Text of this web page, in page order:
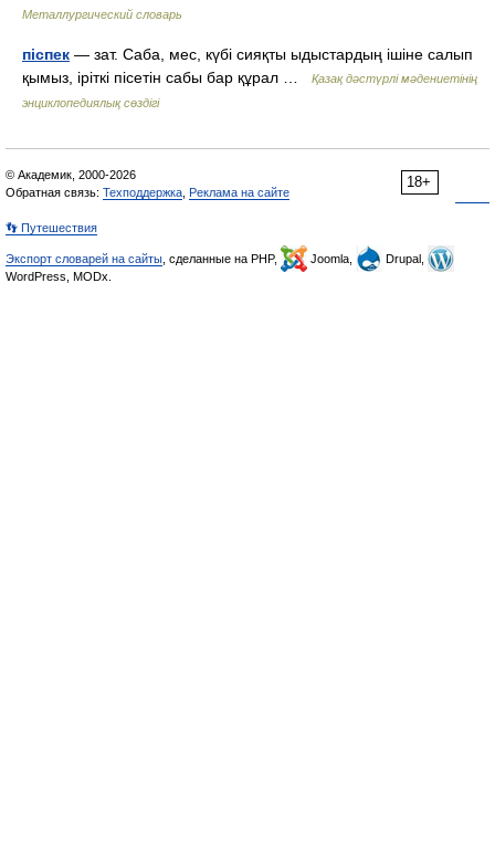
Металлургический словарь
піспек — зат. Саба, мес, күбі сияқты ыдыстардың ішіне салып
қымыз, іріткі пісетін сабы бар құрал …
Қазақ дәстүрлі мәдениетінің
энциклопедиялық сөздігі
18+
© Академик, 2000-2026
Обратная связь: Техподдержка Реклама на сайте
👣 Путешествия
Экспорт словарей на сайты , сделанные на PHP, Joomla,
Drupal,
WordPress, MODx.